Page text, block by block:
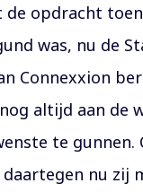
de opdracht
was, nu de
Connexxion
altijd aan de
te gunnen.
nu zij